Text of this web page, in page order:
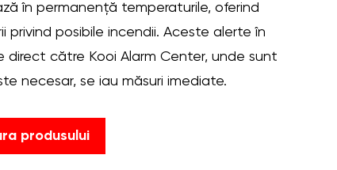
în permanență temperaturile, oferind
privind posibile incendii. Aceste alerte în
direct către Kooi Alarm Center, unde sunt
necesar, se iau măsuri imediate.
produsului